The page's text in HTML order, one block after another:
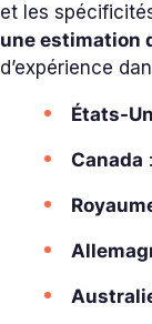
et les
une estimation
d’expérience
États-
Canada